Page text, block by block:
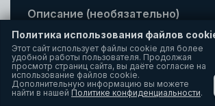
Нажимая кнопку "Отправить", вы
персональных данных.Подробнее
Отправить
Политика использования файлов
Этот сайт использует файлы cookie для более
удобной работы пользователя. Продолжая
просмотр страниц сайта, вы даёте согласие на
использование файлов cookie.
Дополнительную информацию вы можете
найти в нашей Политике конфиденциальности.